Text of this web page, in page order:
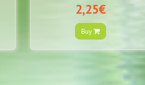
2,25€
Buy